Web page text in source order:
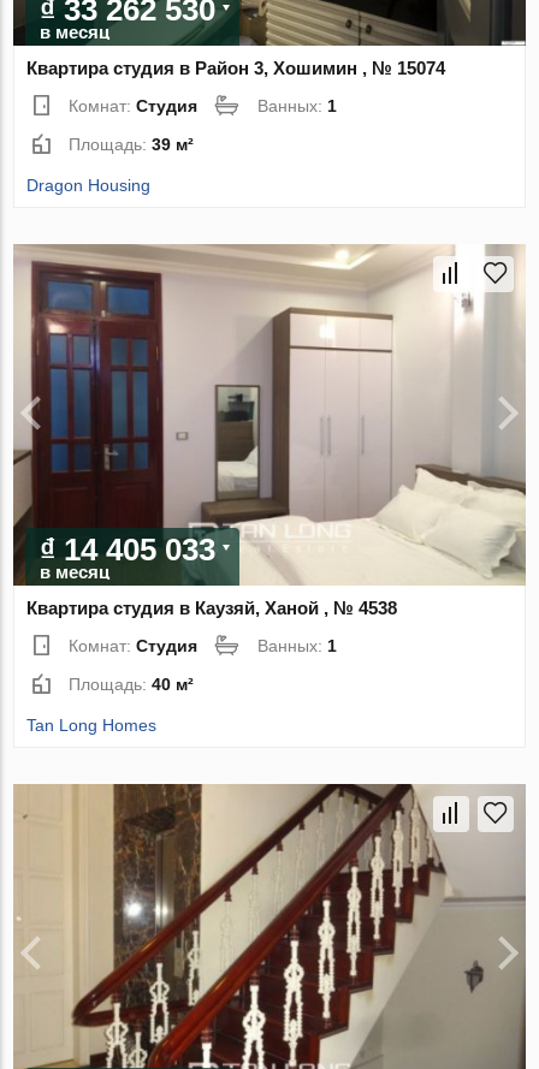
₫ 33 262 530
в месяц
Квартира студия в Район 3, Хошимин , № 15074
Комнат:Студия Ванных: 1
Площадь:39 м²
Dragon Housing
₫ 14 405 033
в месяц
Квартира студия в Каузяй, Ханой , № 4538
Комнат:Студия Ванных: 1
Площадь:40 м²
Tan Long Homes